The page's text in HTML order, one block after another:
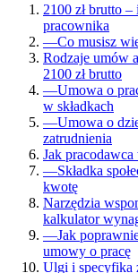
2100 zł brutto
pracownika
—Co musisz
Rodzaje umów
2100 zł brutto
—Umowa o
w składkach
—Umowa o
zatrudnienia
Jak
—Składka
kwotę
Narzędzia
kalkulator
—Jak
umowy o pracę
Ulgi i specyfika